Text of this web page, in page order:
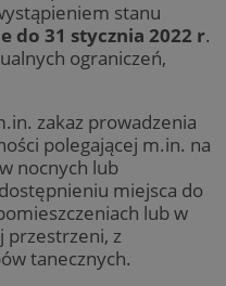
stanu
do 31 stycznia 2022 r.
ograniczeń,
zakaz prowadzenia
polegającej m.in. na
nocnych lub
miejsca do
lub w
przestrzeni, z
tanecznych.